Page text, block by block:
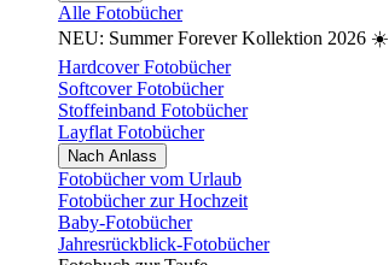
Alle Fotobücher
NEU: Summer Forever Kollektion 2026 ☀️
Hardcover Fotobücher
Softcover Fotobücher
Stoffeinband Fotobücher
Layflat Fotobücher
Nach Anlass
Fotobücher vom Urlaub
Fotobücher zur Hochzeit
Baby-Fotobücher
Jahresrückblick-Fotobücher